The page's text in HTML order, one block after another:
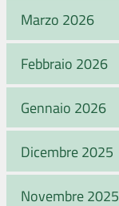
Marzo 2026
Febbraio 2026
Gennaio 2026
Dicembre 2025
Novembre 2025